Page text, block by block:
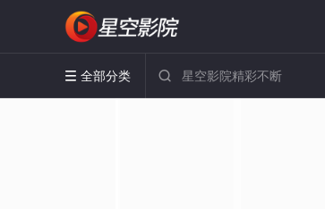
 全部分类 